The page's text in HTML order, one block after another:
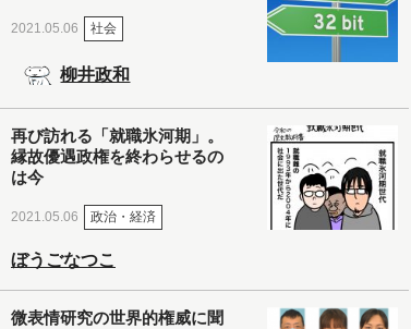
2021.05.06 社会
柳井政和
再び訪れる「就職氷河期」。
縁故優遇政権を終わらせるの
は今
2021.05.06 政治・経済
ぼうごなつこ
微表情研究の世界的権威に聞